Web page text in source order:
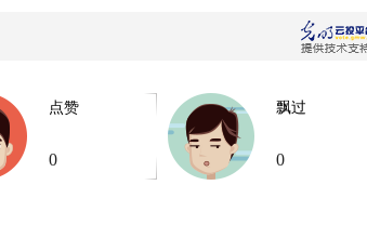
点赞
0
飘过
0